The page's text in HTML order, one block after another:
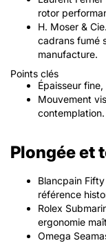
rotor
H. Moser &
cadrans fumé
manufacture.
Points clés
Épaisseur
Mouvement
contemplation.
Plongée et
Blancpain
référence
Rolex
ergonomie
Omega